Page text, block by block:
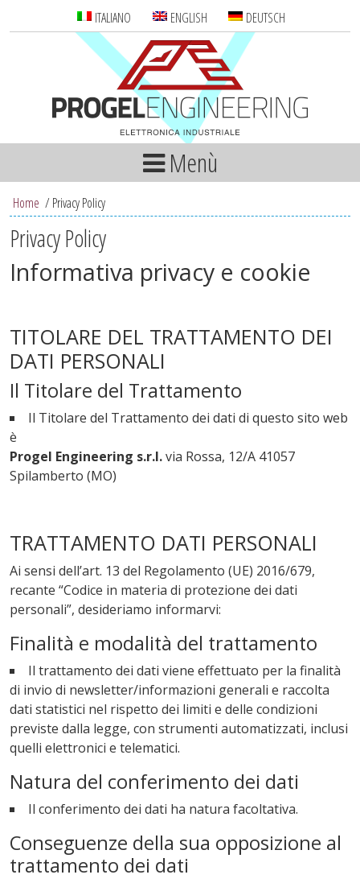
ITALIANO ENGLISH DEUTSCH
Menù
Home / Privacy Policy
Privacy Policy
Informativa privacy e cookie
TITOLARE DEL TRATTAMENTO DEI
DATI PERSONALI
Il Titolare del Trattamento
Il Titolare del Trattamento dei dati di questo sito web
è
Progel Engineering s.r.l.via Rossa, 12/A 41057
Spilamberto (MO)
TRATTAMENTO DATI PERSONALI
Ai sensi dell’art. 13 del Regolamento (UE) 2016/679,
recante “Codice in materia di protezione dei dati
personali”, desideriamo informarvi:
Finalità e modalità del trattamento
Il trattamento dei dati viene effettuato per la finalità
di invio di newsletter/informazioni generali e raccolta
dati statistici nel rispetto dei limiti e delle condizioni
previste dalla legge, con strumenti automatizzati, inclusi
quelli elettronici e telematici.
Natura del conferimento dei dati
Il conferimento dei dati ha natura facoltativa.
Conseguenze della sua opposizione al
trattamento dei dati